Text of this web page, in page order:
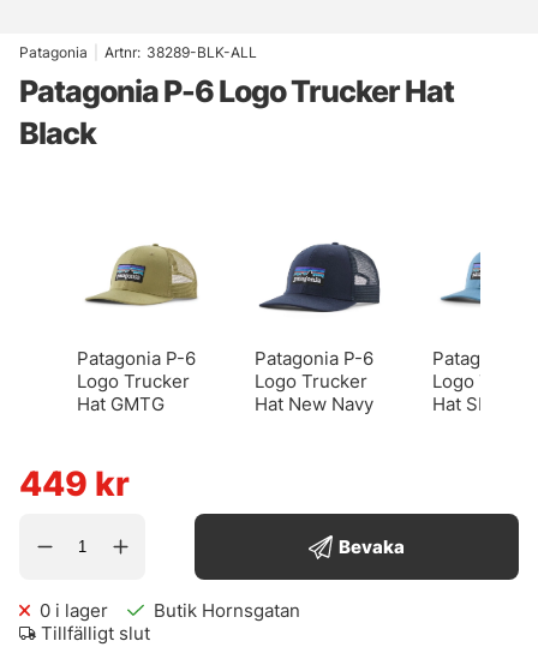
Patagonia Artnr: 38289-BLK-ALL
Patagonia P-6 Logo Trucker Hat
Black
Patagonia P-6
Logo Trucker
Hat GMTG
Patagonia P-6
Logo Trucker
Hat New Navy
Patagonia
Logo
Hat SHRB
449 kr
Bevaka
0 i lager
Butik Hornsgatan
Tillfälligt slut